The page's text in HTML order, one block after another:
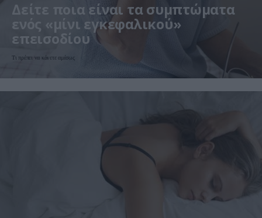
Δείτε ποια είναι τα συμπτώματα
ενός «μίνι εγκεφαλικού»
επεισοδίου
Τι πρέπει να κάνετε αμέσως